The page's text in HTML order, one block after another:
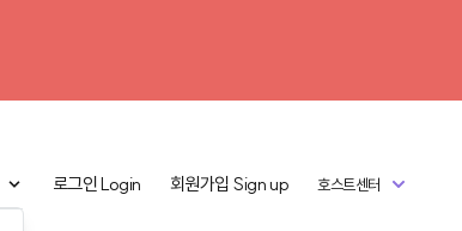
로그인Login 회원가입 Sign up 호스트센터